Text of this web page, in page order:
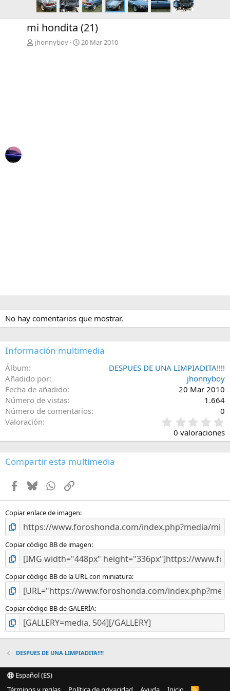
mi hondita (21)
jhonnyboy 20 Mar 2010
No hay comentarios que mostrar.
Información multimedia
Álbum
DESPUES DE UNA LIMPIADITA!!!!
Añadido por
jhonnyboy
Fecha de añadido
20 Mar 2010
Número de vistas
1.664
Número de comentarios
0
Valoración
,
0
0
l
(
)
0 valoraciones
Compartir esta multimedia
Facebook
BlueskyWhatsApp
Enlace
Copiar enlace de imagen
Copiar código BB de imagen
Copiar código BB de la URL con miniatura
Copiar código BB de GALERÍA
DESPUES DE UNA LIMPIADITA!!!!
Español (ES)
R